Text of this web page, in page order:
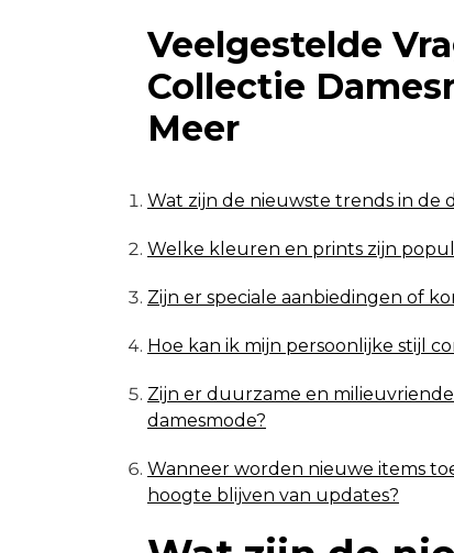
Veelgestelde
Collectie
Meer
Wat zijn de nieuwste trends in de
Welke kleuren en prints zijn
Zijn er speciale aanbiedingen of
Hoe kan ik mijn persoonlijke stijl
Zijn er duurzame en
damesmode?
Wanneer worden nieuwe items
hoogte blijven van updates?